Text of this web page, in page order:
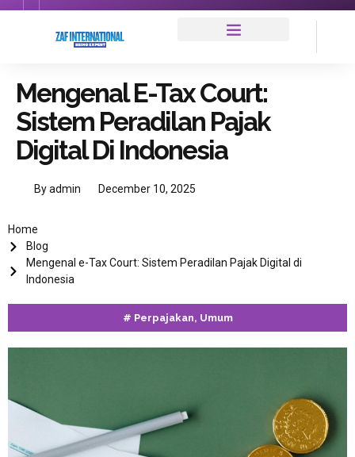
Mengenal E-Tax Court:
Sistem Peradilan Pajak
Digital Di Indonesia
Byadmin December 10, 2025
Home
Blog
Mengenal e-Tax Court: Sistem Peradilan Pajak Digital di
Indonesia
# Perpajakan, Umum